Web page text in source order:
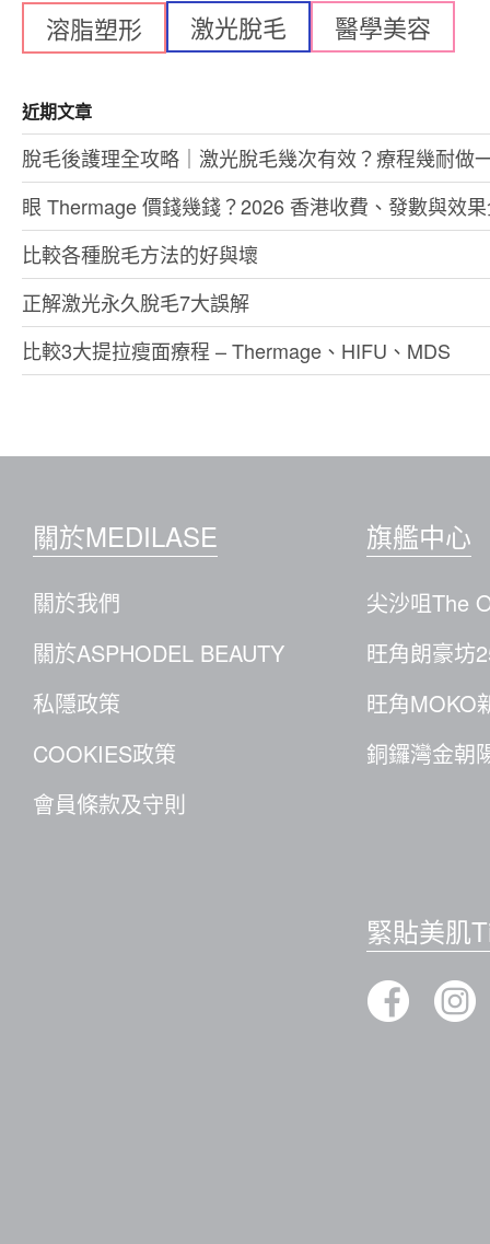
溶脂塑形 激光脫毛 醫學美容
近期文章
脫毛後護理全攻略｜激光脫毛幾次有效？療程幾耐做
眼 Thermage 價錢幾錢？2026 香港收費、發數與效
比較各種脫毛方法的好與壞
正解激光永久脫毛7大誤解
比較3大提拉瘦面療程 – Thermage、HIFU、MDS
關於MEDILASE
關於我們
關於ASPHODEL BEAUTY
私隱政策
COOKIES政策
會員條款及守則
旗艦中心
尖沙咀The
旺角朗豪坊
旺角MOKO
銅鑼灣金朝
緊貼美肌